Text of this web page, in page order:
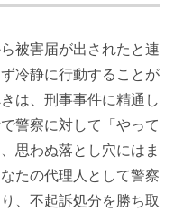
被害届が出されたと連
冷静に行動することが
は、刑事事件に精通し
警察に対して「やって
思わぬ落とし穴にはま
たの代理人として警察
、不起訴処分を勝ち取